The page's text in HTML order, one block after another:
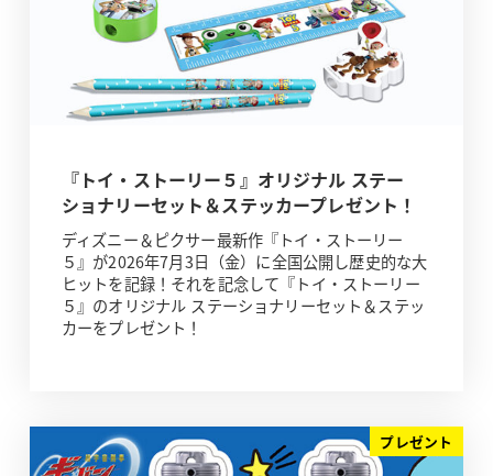
『トイ・ストーリー５』オリジナル ステー
ショナリーセット＆ステッカープレゼント！
ディズニー＆ピクサー最新作『トイ・ストーリー
５』が2026年7月3日（金）に全国公開し歴史的な大
ヒットを記録！それを記念して『トイ・ストーリー
５』のオリジナル ステーショナリーセット＆ステッ
カーをプレゼント！
プレゼント